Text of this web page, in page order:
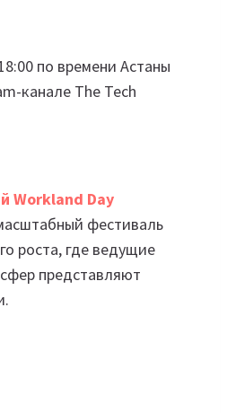
по времени Астаны
канале The Tech
Workland Day
фестиваль
роста, где ведущие
представляют